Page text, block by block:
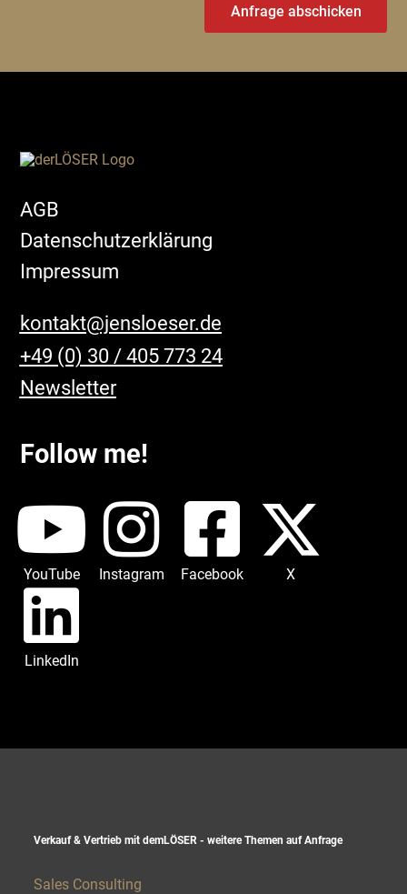
Anfrage abschicken
AGB
Datenschutzerklärung
Impressum
kontakt@jensloeser.de
+49 (0) 30 / 405 773 24
Newsletter
Follow me!
YouTube Instagram Facebook X
LinkedIn
Verkauf & Vertrieb mit demLÖSER - weitere Themen auf Anfrage​
Sales Consulting